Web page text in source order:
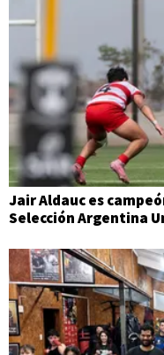
Jair Aldauc es
Selección Argentina